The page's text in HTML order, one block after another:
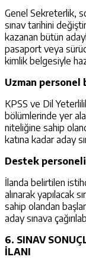
Genel Sekreterlik,
sınav tarihini
kazanan bütün
pasaport veya
kimlik belgesiyle
Uzman personel
KPSS ve Dil
bölümlerinde yer
niteliğine sahip
katına kadar aday
Destek personeli
İlanda belirtilen
alınarak yapılacak
sahip olandan
aday sınava
6. SINAV
İLANI